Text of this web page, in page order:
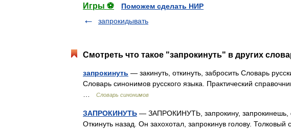
Игры ⚽
Поможем сделать НИР
запрокидывать
Смотреть что такое "запрокинуть" в других
запрокинуть — закинуть, откинуть, забросить Словарь
Словарь синонимов русского языка. Практический
Словарь синонимов
ЗАПРОКИНУТЬ — ЗАПРОКИНУТЬ, запрокину, запрокинешь,
Откинуть назад. Он захохотал, запрокинув голову.